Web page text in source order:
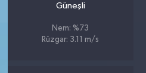
Güneşli
Nem: %73
Rüzgar: 3.11 m/s